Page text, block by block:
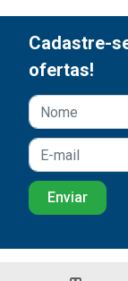
Cadastre-
ofertas!